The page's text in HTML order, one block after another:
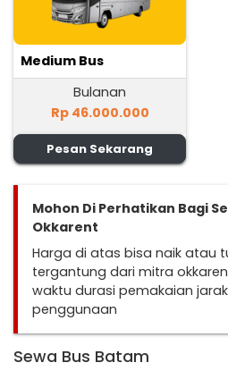
Medium Bus
Bulanan
Rp 46.000.000
Pesan Sekarang
Mohon Di Perhatikan Bagi
Okkarent
Harga di atas bisa naik atau
tergantung dari mitra
waktu durasi pemakaian
penggunaan
Sewa Bus Batam